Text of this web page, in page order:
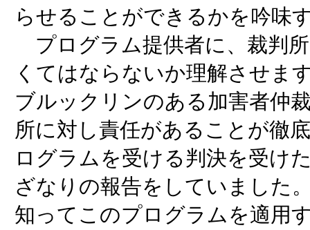
らせることができるかを吟味
プログラム提供者に、裁判
くてはならないか理解させま
ブルックリンのある加害者仲
所に対し責任があることが徹
ログラムを受ける判決を受け
ざなりの報告をしていました
知ってこのプログラムを適用